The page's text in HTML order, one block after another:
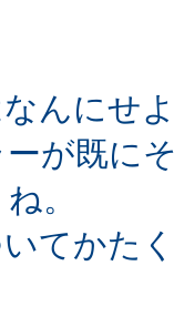
んにせ
が既に
。
てかた